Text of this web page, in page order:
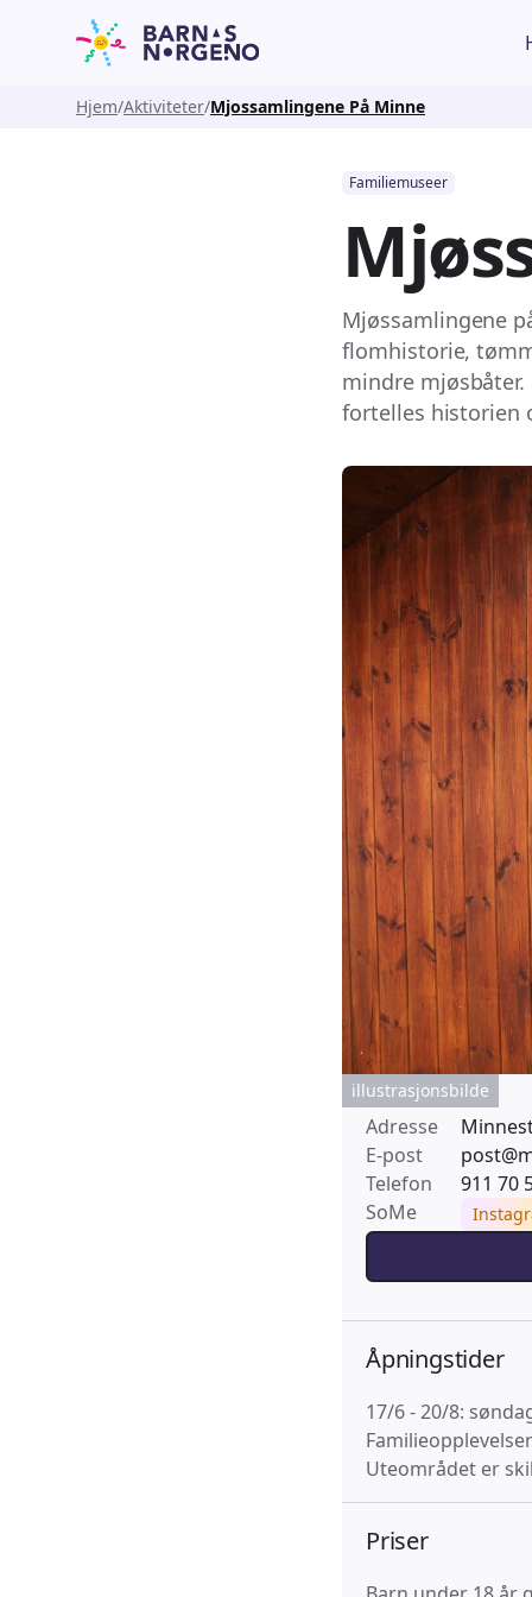
Hjem Aktiviteter Mjossamlingene På Minne
Familiemuseer
Mjøssamlingene
flomhistorie,
mindre
fortelles historien
illustrasjonsbilde
Adresse
E-post
Telefon
911 70
SoMe
Åpningstider
17/6 - 20/8:
Uteområdet er
Priser